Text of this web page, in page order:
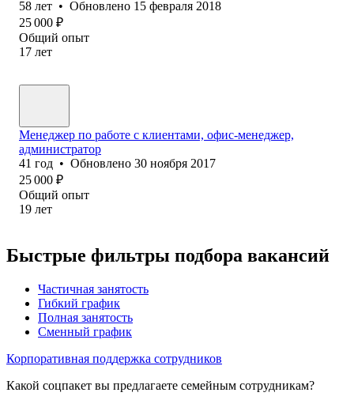
58 лет • Обновлено 15 февраля 2018
25 000 ₽
Общий опыт
17 лет
Менеджер по работе с клиентами, офис-менеджер,
администратор
41 год • Обновлено 30 ноября 2017
25 000 ₽
Общий опыт
19 лет
Быстрые фильтры подбора вакансий
Частичная занятость
Гибкий график
Полная занятость
Сменный график
Корпоративная поддержка сотрудников
Какой соцпакет вы предлагаете семейным сотрудникам?